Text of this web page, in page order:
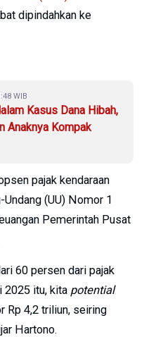
dipindahkan ke
WIB
Kasus Dana Hibah,
Anaknya Kompak
pajak kendaraan
(UU) Nomor 1
Pemerintah Pusat
60 persen dari pajak
2025 itu, kita potential
Rp 4,2 triliun, seiring
Hartono.